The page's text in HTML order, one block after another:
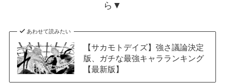
ら▼
あわせて読みたい
【サカモトデイズ】強さ議論決定
版、ガチな最強キャラランキング
【最新版】